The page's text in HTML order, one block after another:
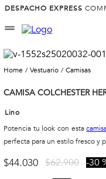
DESPACHO EXPRESS
vestuario camisas
CAMISA COLCHESTER
Lino
Potencia tu look con esta
perfecta para un estilo fresco y
$44.030 $62.900 30